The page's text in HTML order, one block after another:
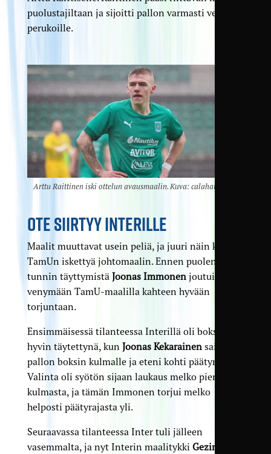
puolustajiltaan ja sijoitti pallon varmasti verkon
perukoille.
Arttu Raittinen iski ottelun avausmaalin. Kuva: calahan.kuvat
OTE SIIRTYY INTERILLE
Maalit muuttavat usein peliä, ja juuri näin kävi
TamUn iskettyä johto­maalin. Ennen puolen
tunnin täyttymistä Joonas Immonenjoutui
venymään TamU-maalilla kahteen hyvään
torjuntaan.
Ensimmäisessä tilanteessa Interillä oli boksi
hyvin täytettynä, kun Joonas Kekarainensai
pallon boksin kulmalle ja eteni kohti päätyrajaa.
Valinta oli syötön sijaan laukaus melko pienestä
kulmasta, ja tämän Immonen torjui melko
helposti päätyrajasta yli.
Seuraavassa tilanteessa Inter tuli jälleen
vasemmalta, ja nyt Interin maalitykki Gezim Voca